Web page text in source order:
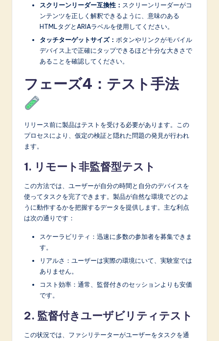
スクリーンリーダー互換性： スクリーンリーダーがコ
ンテンツを正しく解釈できるように、意味のある
HTMLタグとARIAラベルを使用してください。
タッチターゲットサイズ： ボタンやリンクがモバイル
デバイス上で正確にタップできるほど十分な大きさで
あることを確認してください。
フェーズ4：テスト手法
リリース前に製品はテストを受ける必要があります。この
プロセスにより、仮定の検証と隠れた問題の発見が行われ
ます。
1. リモート非監督型テスト
この方法では、ユーザーが自分の時間と自分のデバイスを
使ってタスクを完了できます。製品が自然な環境でどのよ
うに動作するかを把握するデータを提供します。主な利点
は次の通りです：
スケーラビリティ：迅速に多数の参加者を募集できま
す。
リアルさ：ユーザーは実際の環境にいて、実験室では
ありません。
コスト効率：通常、監督付きのセッションよりも安価
です。
2. 監督付きユーザビリティテスト
この状況では、ファシリテーターがユーザーをタスクを通